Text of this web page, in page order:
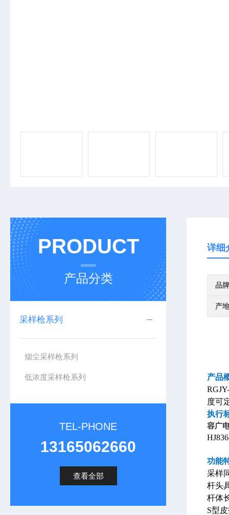
PRODUCT
产品分类
采样枪系列
烟尘采样枪系列
低浓度采样枪系列
TEL-PHONE
13165062660
查看全部
详细
品牌
产
产品
度可
执行
容广
功能
采样
杆头
杆体
S型